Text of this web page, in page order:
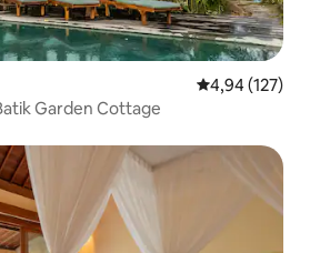
4,94 (127)
Garden Cottage